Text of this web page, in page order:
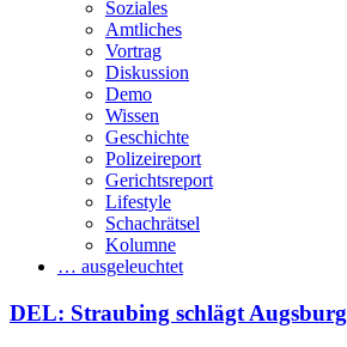
Soziales
Amtliches
Vortrag
Diskussion
Demo
Wissen
Geschichte
Polizeireport
Gerichtsreport
Lifestyle
Schachrätsel
Kolumne
… ausgeleuchtet
DEL: Straubing schlägt Augsburg